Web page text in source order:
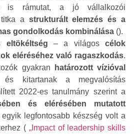
is rámutat, a jó vállalkozói
titka a strukturált elemzés és a
gondolkodás kombinálása ().
eltökéltség – a világoscélok
eléréséhez való ragaszkodás.
gyakran
határozott vízióval
és kitartanak a megvalósítás
2022-es tanulmány szerint a
és elérésében mutatott
egyik legfontosabb készség volt a
( „Impact of leadership skills